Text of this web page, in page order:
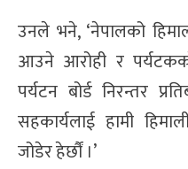
उनले भने, ‘नेपालको
आउने आरोही र
पर्यटन बोर्ड निरन्तर
सहकार्यलाई हामी
जोडेर हेर्छौं ।’